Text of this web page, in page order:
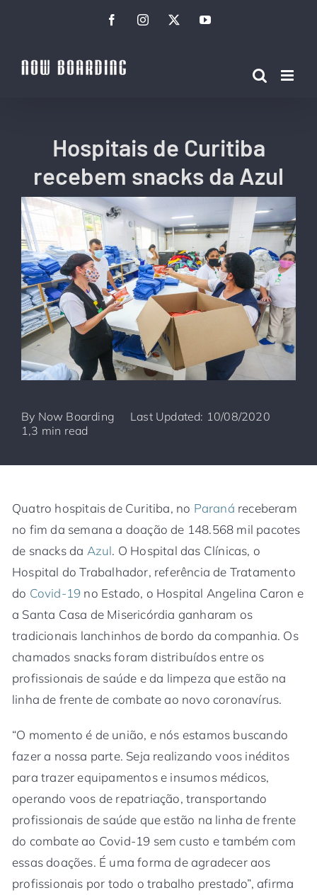
conteúdo
FacebookInstagramTwitterYouTube
Hospitais de Curitiba
recebem snacks da Azul
By Now Boarding
Last Updated: 10/08/2020
1,3 min read
Quatro hospitais de Curitiba, no Paraná receberam
no fim da semana a doação de 148.568 mil pacotes
de snacks da Azul. O Hospital das Clínicas, o
Hospital do Trabalhador, referência de Tratamento
do Covid-19 no Estado, o Hospital Angelina Caron e
a Santa Casa de Misericórdia ganharam os
tradicionais lanchinhos de bordo da companhia. Os
chamados snacks foram distribuídos entre os
profissionais de saúde e da limpeza que estão na
linha de frente de combate ao novo coronavírus.
“O momento é de união, e nós estamos buscando
fazer a nossa parte. Seja realizando voos inéditos
para trazer equipamentos e insumos médicos,
operando voos de repatriação, transportando
profissionais de saúde que estão na linha de frente
do combate ao Covid-19 sem custo e também com
essas doações. É uma forma de agradecer aos
profissionais por todo o trabalho prestado”, afirma